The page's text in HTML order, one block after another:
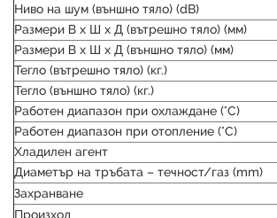
Ниво на шум (външно тяло) (dB)
Размери В х Ш х Д (вътрешно тяло) (мм)
Размери В х Ш х Д (външно тяло) (мм)
Тегло (вътрешно тяло) (кг.)
Тегло (външно тяло) (кг.)
Работен диапазон при охлаждане (°C)
Работен диапазон при отопление (°C)
Хладилен агент
Диаметър на тръбата – течност/газ (mm)
Захранване
Произход